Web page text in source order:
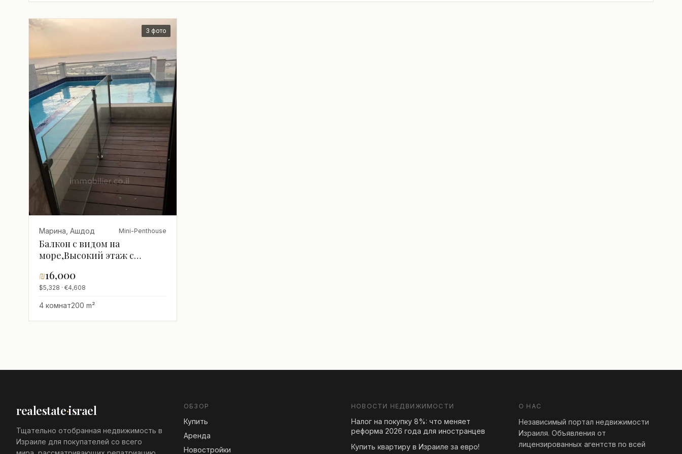
3 фото
Марина, Ашдод Mini-Penthouse
Балкон с видом на
море,Высокий этаж с
₪16,000
$5,328 · €4,608
4 комнат200 m²
realestate·israel
Тщательно отобранная недвижимость в
Израиле для покупателей со всего
ОБЗОР
Купить
Аренда
Новостройки
НОВОСТИ НЕДВИЖИМОСТИ
Налог на покупку 8%: что меняет
реформа 2026 года для иностранцев
Купить квартиру в Израиле за евро!
О НАС
Независимый портал недвижимости
Израиля. Объявления от
лицензированных агентств по всей